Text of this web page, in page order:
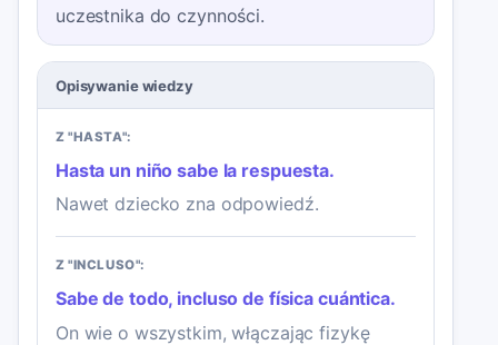
uczestnika do czynności.
Opisywanie wiedzy
Z "HASTA":
Hasta un niño sabe la respuesta.
Nawet dziecko zna odpowiedź.
Z "INCLUSO":
Sabe de todo, incluso de física cuántica.
On wie o wszystkim, włączając fizykę